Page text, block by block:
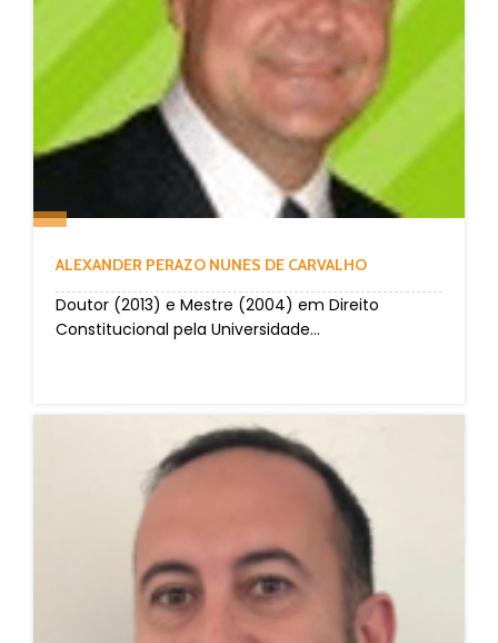
ALEXANDER PERAZO NUNES DE CARVALHO
Doutor (2013) e Mestre (2004) em Direito
Constitucional pela Universidade...